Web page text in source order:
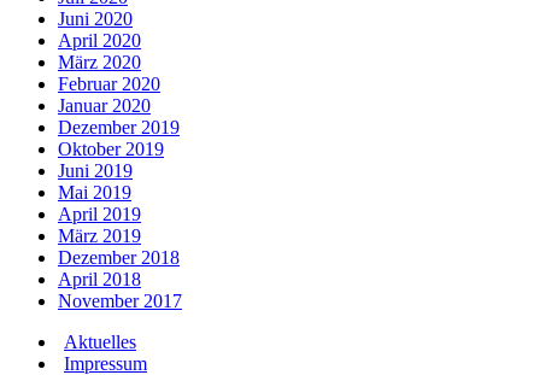
Juni 2020
April 2020
März 2020
Februar 2020
Januar 2020
Dezember 2019
Oktober 2019
Juni 2019
Mai 2019
April 2019
März 2019
Dezember 2018
April 2018
November 2017
Aktuelles
Impressum